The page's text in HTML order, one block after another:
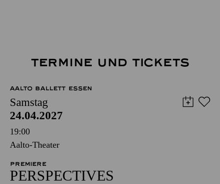
TERMINE UND TICKETS
AALTO BALLETT ESSEN
Samstag
24.04.2027
19:00
Aalto-Theater
PREMIERE
PERSPECTIVES